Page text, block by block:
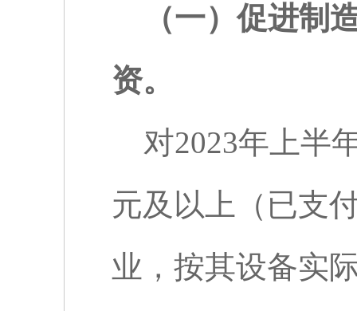
（一）促进制
资。
对2023年上半
元及以上（已支
业，按其设备实